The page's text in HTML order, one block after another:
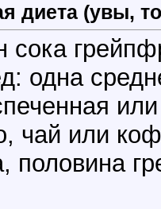
диета (увы,
сока
одна
чай или
половина